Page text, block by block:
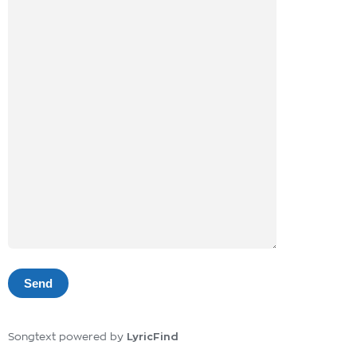
Songtext powered by LyricFind